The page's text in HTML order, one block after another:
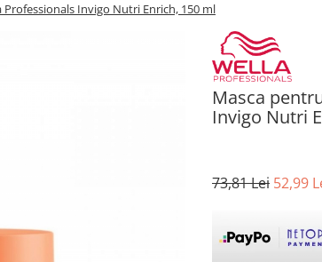
Invigo Nutri Enrich, 150 ml
Masca
Invigo Nutri
73,81 Lei 52,99